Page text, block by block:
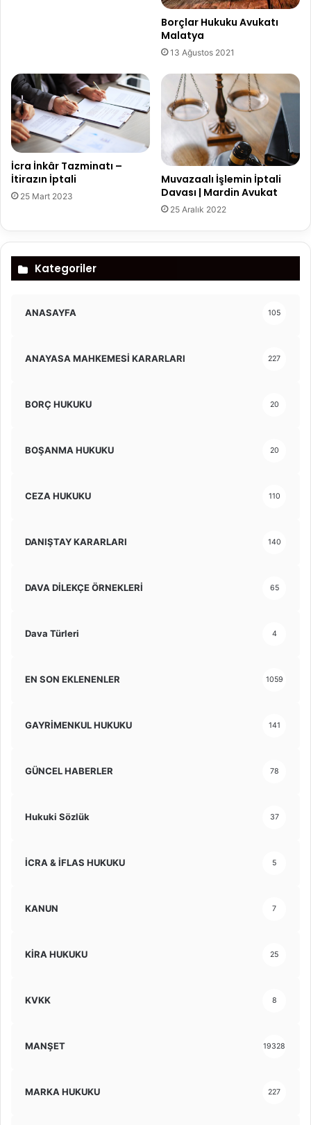
Borçlar Hukuku Avukatı
Malatya
13 Ağustos 2021
İcra İnkâr Tazminatı –
İtirazın İptali
25 Mart 2023
Muvazaalı İşlemin İptali
Davası | Mardin Avukat
25 Aralık 2022
Kategoriler
ANASAYFA 105
ANAYASA MAHKEMESİ KARARLARI 227
BORÇ HUKUKU 20
BOŞANMA HUKUKU 20
CEZA HUKUKU 110
DANIŞTAY KARARLARI 140
DAVA DİLEKÇE ÖRNEKLERİ 65
Dava Türleri 4
EN SON EKLENENLER 1059
GAYRİMENKUL HUKUKU 141
GÜNCEL HABERLER 78
Hukuki Sözlük 37
İCRA & İFLAS HUKUKU 5
KANUN 7
KİRA HUKUKU 25
KVKK 8
MANŞET 19328
MARKA HUKUKU 227